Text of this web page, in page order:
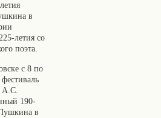
в
летия со
поэта.
с 8 по
А.С.
190-
в